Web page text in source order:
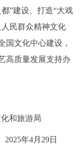
我要建议
人文北京
”建设、打造“大戏
民群众精神文化
国文化中心建设，
高质量发展支持办
文化和旅游局
2025年4月29日